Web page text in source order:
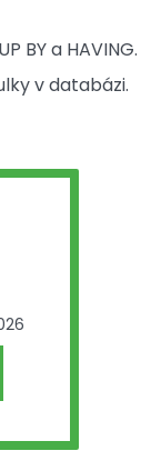
BY a HAVING.
v databázi.